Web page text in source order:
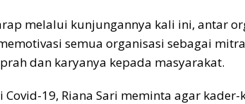
melalui kunjungannya kali ini, antar
semua organisasi sebagai
dan karyanya kepada masyarakat.
19, Riana Sari meminta agar kader-